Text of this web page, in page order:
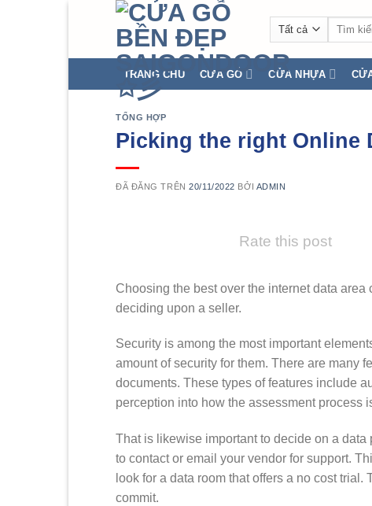
Tìm
TRANG CHỦ CỬA GỖ CỬA NHỰA
TỔNG HỢP
Picking the right Online
ĐÃ ĐĂNG TRÊN20/11/2022 BỞI ADMIN
Rate this post
Choosing the best over the internet data
deciding upon a seller.
Security is among the most important
amount of security for them. There are many
documents. These types of features include
perception into how the assessment process
That is likewise important to decide on a
to contact or email your vendor for support.
look for a data room that offers a no cost
commit.